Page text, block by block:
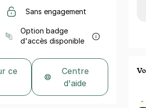
Sans engagement
Option badge
d'accès disponible
ce
Centre
d'aide